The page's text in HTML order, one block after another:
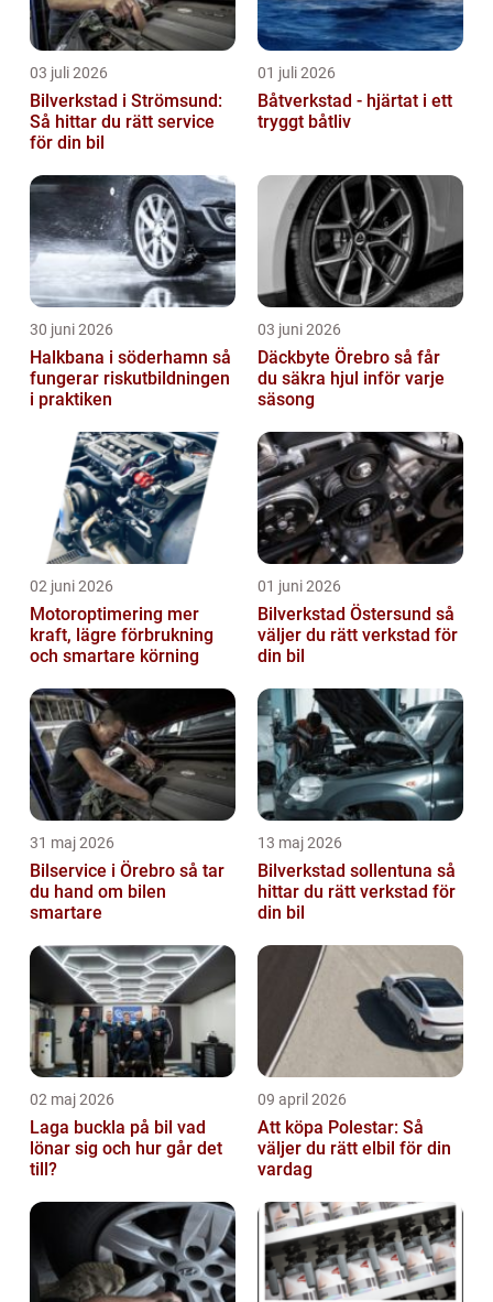
03 juli 2026
Bilverkstad i Strömsund:
Så hittar du rätt service
för din bil
01 juli 2026
Båtverkstad - hjärtat i ett
tryggt båtliv
30 juni 2026
Halkbana i söderhamn så
fungerar riskutbildningen
i praktiken
03 juni 2026
Däckbyte Örebro så får
du säkra hjul inför varje
säsong
02 juni 2026
Motoroptimering mer
kraft, lägre förbrukning
och smartare körning
01 juni 2026
Bilverkstad Östersund så
väljer du rätt verkstad för
din bil
31 maj 2026
Bilservice i Örebro så tar
du hand om bilen
smartare
13 maj 2026
Bilverkstad sollentuna så
hittar du rätt verkstad för
din bil
02 maj 2026
Laga buckla på bil vad
lönar sig och hur går det
till?
09 april 2026
Att köpa Polestar: Så
väljer du rätt elbil för din
vardag